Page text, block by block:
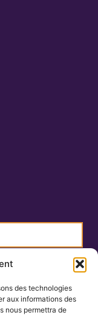
des technologies
aux informations des
nous permettra de